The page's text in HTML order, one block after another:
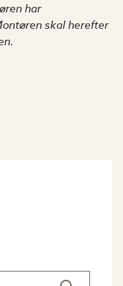
har
skal herefter